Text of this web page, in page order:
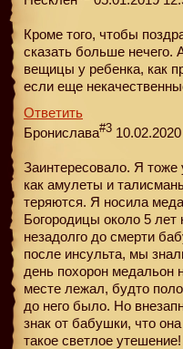
Кроме того, чтобы
сказать больше нечего.
вещицы у ребенка, как
если еще
Ответить
Бронислава#3
Заинтересовало. Я тоже
как амулеты и
теряются. Я носила
Богородицы около 5
незадолго до смерти
после инсульта, мы
день похорон
месте лежал, будто
до него было. Но
знак от бабушки, что
такое светлое утешение!